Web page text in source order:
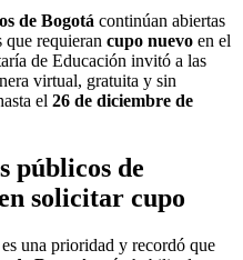
de Bogotá continúan abiertas
que requieran cupo nuevo en el
de Educación invitó a las
virtual, gratuita y sin
el 26 de diciembre de
públicos de
solicitar cupo
una prioridad y recordó que